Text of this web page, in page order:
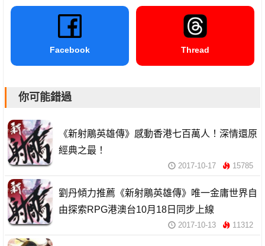
Facebook Thread
你可能錯過
《新射鵰英雄傳》感動香港七百萬人！深情還原
經典之最！
2017-10-17 15785
劉丹傾力推薦《新射鵰英雄傳》唯一金庸世界自
由探索RPG港澳台10月18日同步上線
2017-10-13 11312